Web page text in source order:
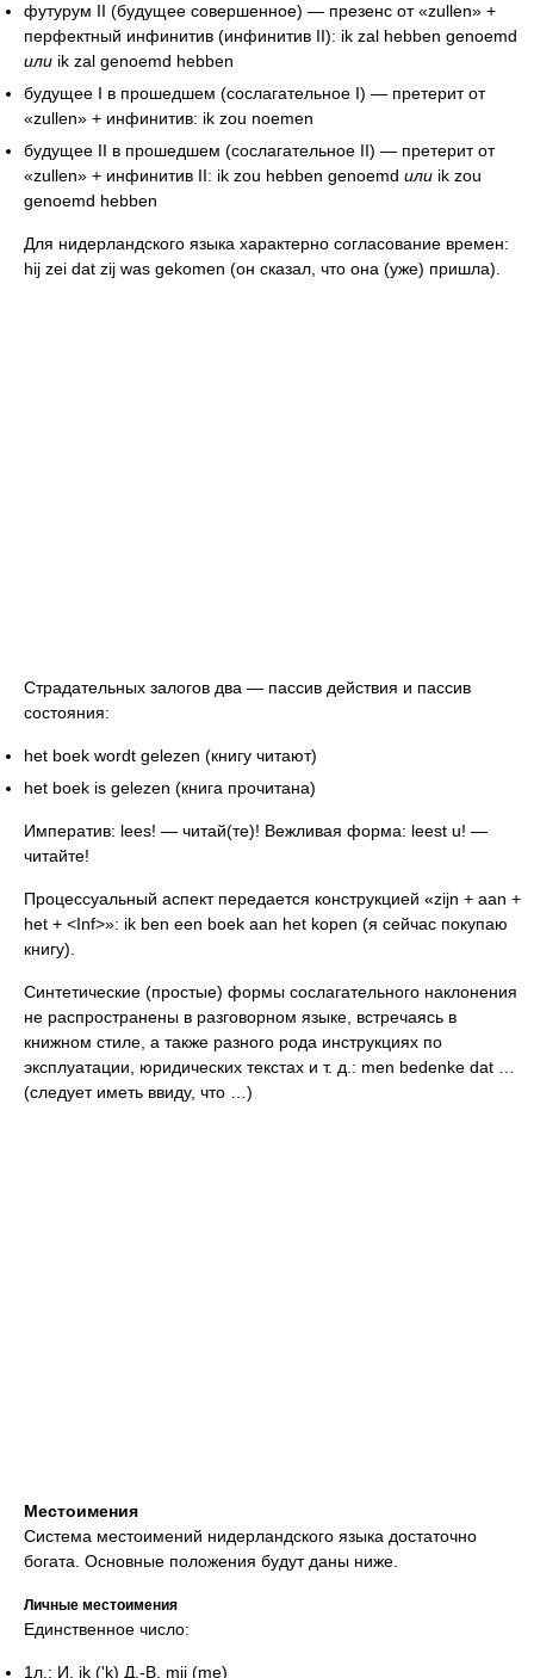
футурум II (будущее совершенное) — презенс от «zullen» +
перфектный инфинитив (инфинитив II): ik zal hebben genoemd
или ik zal genoemd hebben
будущее I в прошедшем (сослагательное I) — претерит от
«zullen» + инфинитив: ik zou noemen
будущее II в прошедшем (сослагательное II) — претерит от
«zullen» + инфинитив II: ik zou hebben genoemd или ik zou
genoemd hebben
Для нидерландского языка характерно согласование времен:
hij zei dat zij was gekomen (он сказал, что она (уже) пришла).
Страдательных залогов два — пассив действия и пассив
состояния:
het boek wordt gelezen (книгу читают)
het boek is gelezen (книга прочитана)
Императив: lees! — читай(те)! Вежливая форма: leest u! —
читайте!
Процессуальный аспект передается конструкцией «zijn + aan +
het + <Inf>»: ik ben een boek aan het kopen (я сейчас покупаю
книгу).
Синтетические (простые) формы сослагательного наклонения
не распространены в разговорном языке, встречаясь в
книжном стиле, а также разного рода инструкциях по
эксплуатации, юридических текстах и т. д.: men bedenke dat …
(следует иметь ввиду, что …)
Местоимения
Система местоимений нидерландского языка достаточно
богата. Основные положения будут даны ниже.
Личные местоимения
Единственное число:
1л.: И. ik ('k) Д.-В. mij (me)